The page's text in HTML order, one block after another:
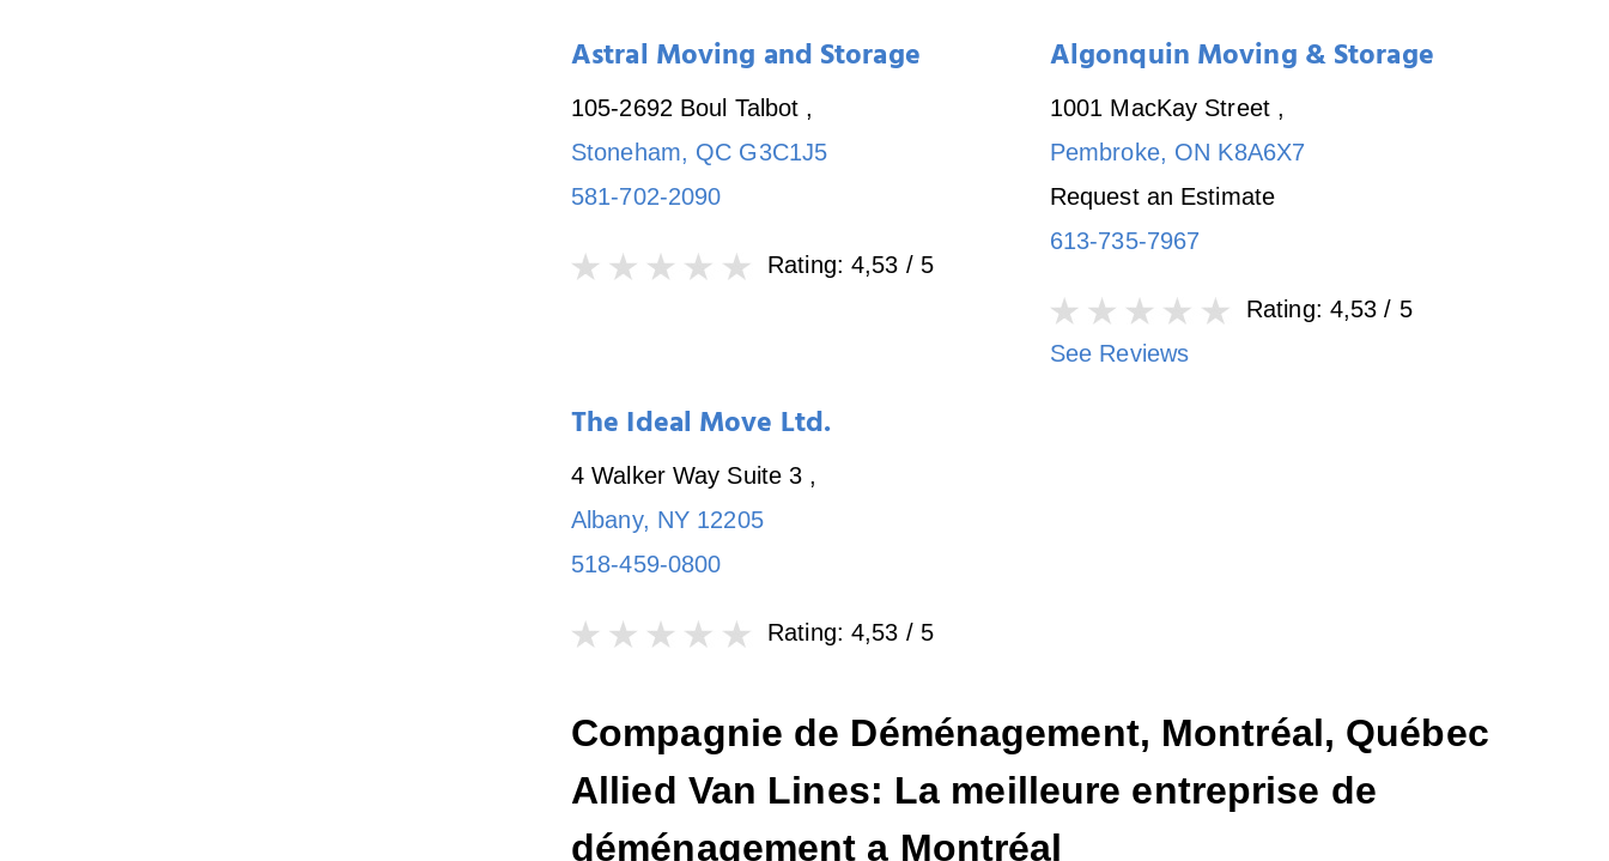
Astral Moving and Storage
105-2692 Boul Talbot ,
Stoneham, QC G3C1J5
581-702-2090
Rating: 4,53 / 5
Algonquin Moving & Storage
1001 MacKay Street ,
Pembroke, ON K8A6X7
Request an Estimate
613-735-7967
Rating: 4,53 / 5
See Reviews
The Ideal Move Ltd.
4 Walker Way Suite 3 ,
Albany, NY 12205
518-459-0800
Rating: 4,53 / 5
Compagnie de Déménagement, Montréal, Québec
Allied Van Lines: La meilleure entreprise de
déménagement a Montréal